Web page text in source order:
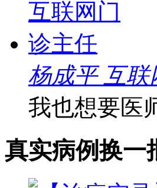
杨成平 互联
我也想要医
真实病例换一